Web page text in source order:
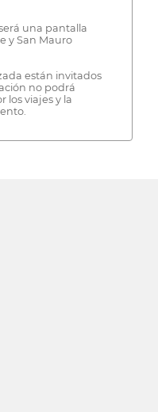
una pantalla
y San Mauro
están invitados
no podrá
los viajes y la